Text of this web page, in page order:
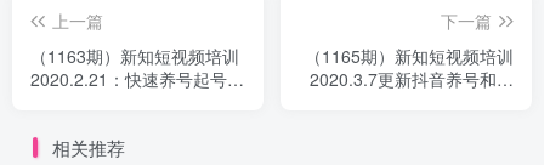
上一篇
（1163期）新知短视频培训
2020.2.21：快速养号起号方
下一篇
（1165期）新知短视频培训
2020.3.7更新抖音养号和全
相关推荐